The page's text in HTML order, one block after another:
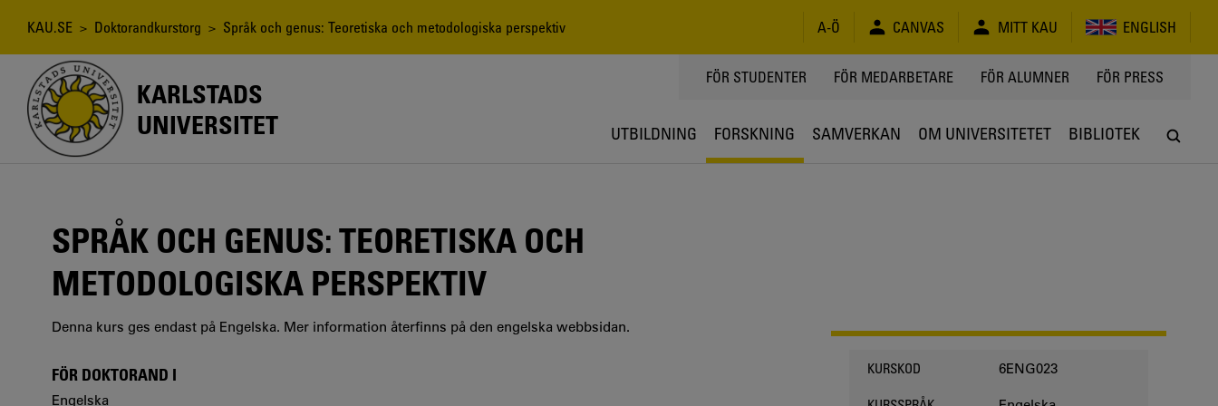
Länkstig
KAU.SE > Doktorandkurstorg > Språk och genus: Teoretiska och metodologiska perspektiv A-Ö CANVAS MITT KAU ENGLISH
KARLSTADS
UNIVERSITET
TOPPMENY
FÖR STUDENTER FÖR MEDARBETARE FÖR ALUMNER FÖR PRESS
UTBILDNING FORSKNING SAMVERKAN OM UNIVERSITETET BIBLIOTEK
SPRÅK OCH GENUS: TEORETISKA OCH
METODOLOGISKA PERSPEKTIV
Denna kurs ges endast på Engelska. Mer information återfinns på den engelska webbsidan.
FÖR DOKTORAND I
Engelska
KURSKOD 6ENG023